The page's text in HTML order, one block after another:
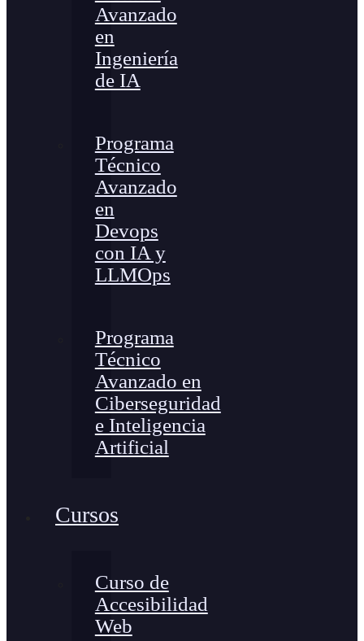
Avanzado
en
Ingeniería
de IA
Programa
Técnico
Avanzado
en
Devops
con IA y
LLMOps
Programa
Técnico
Avanzado en
Ciberseguridad
e Inteligencia
Artificial
Cursos
Curso de
Accesibilidad
Web